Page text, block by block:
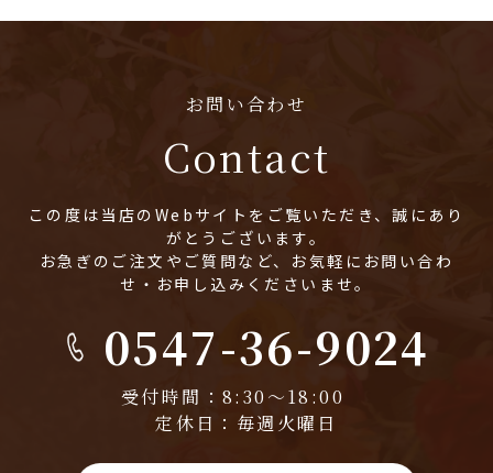
お問い合わせ
Contact
この度は当店のWebサイトをご覧いただき、誠にあり
がとうございます。
お急ぎのご注文やご質問など、お気軽にお問い合わ
せ・お申し込みくださいませ。
0547-36-9024
受付時間：8:30～18:00
定休日：毎週火曜日